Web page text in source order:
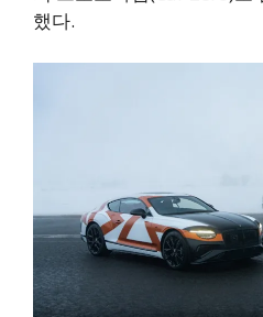
했다.